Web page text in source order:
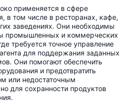
применяется в сфере
в том числе в ресторанах, кафе,
заведениях. Они необходимы
промышленных и коммерческих
требуется точное управление
для поддержания заданных
Они помогают обеспечить
и предотвратить
или недостаточным
для сохранности продуктов